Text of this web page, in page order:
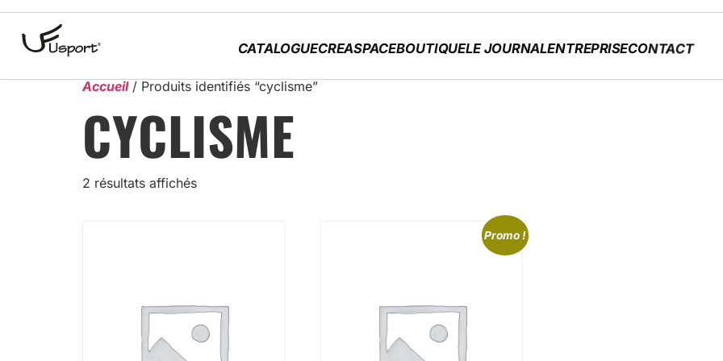
CATALOGUECREASPACEBOUTIQUELE JOURNALENTREPRISECONTACT
Accueil/ Produits identifiés “cyclisme”
CYCLISME
2 résultats affichés
Promo !